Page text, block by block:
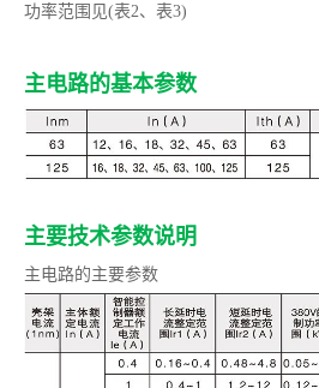
功率范围见(表2、表3)
主电路的基本参数
主要技术参数说明
主电路的主要参数